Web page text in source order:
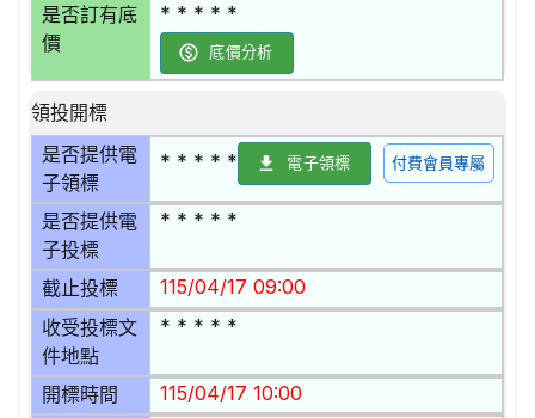
是否訂有底
價
* * * * *
底價分析
領投開標
是否提供電
子領標
* * * * * 電子領標 付費會員專屬
是否提供電
子投標
* * * * *
截止投標 115/04/17 09:00
收受投標文
件地點
* * * * *
開標時間 115/04/17 10:00